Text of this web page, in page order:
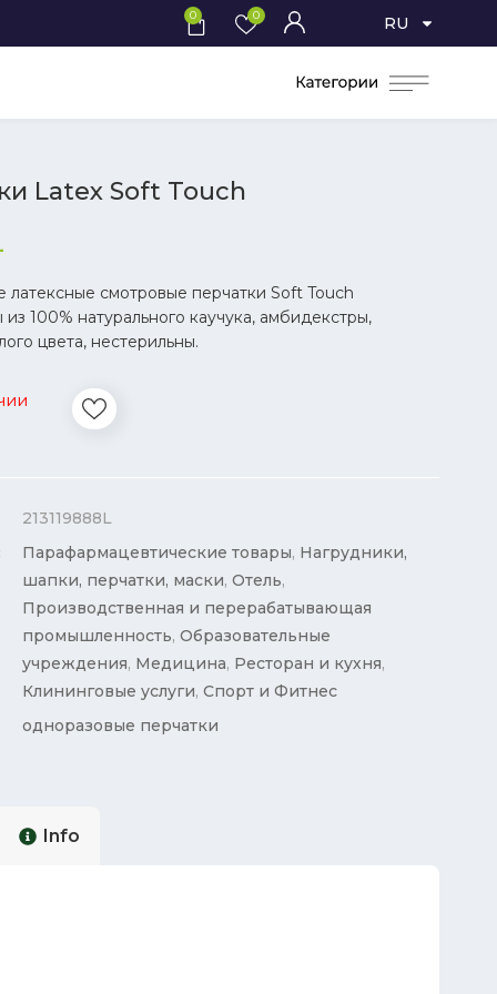
0 0 RU
Latex Soft Touch
смотровые перчатки Soft Touch
из 100% натурального каучука, амбидекстры,
цвета, нестерильны.
213119888L
Парафармацевтические товары, Нагрудники,
шапки, перчатки, маски,Отель,
Производственная и перерабатывающая
промышленность,Образовательные
учреждения, Медицина, Ресторан и кухня,
Клининговые услуги,Спорт и Фитнес
одноразовые перчатки
Info